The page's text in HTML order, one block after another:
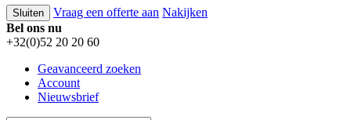
Sluiten Vraag een offerte aan Nakijken
Bel ons nu
+32(0)52 20 20 60
Geavanceerd zoeken
Account
Nieuwsbrief